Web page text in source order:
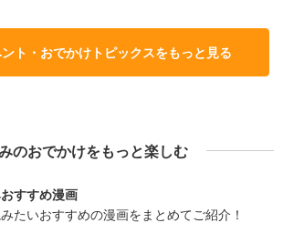
ト・おでかけトピックスをもっと見る
のおでかけをもっと楽しむ
すすめ漫画
たいおすすめの漫画をまとめてご紹介！